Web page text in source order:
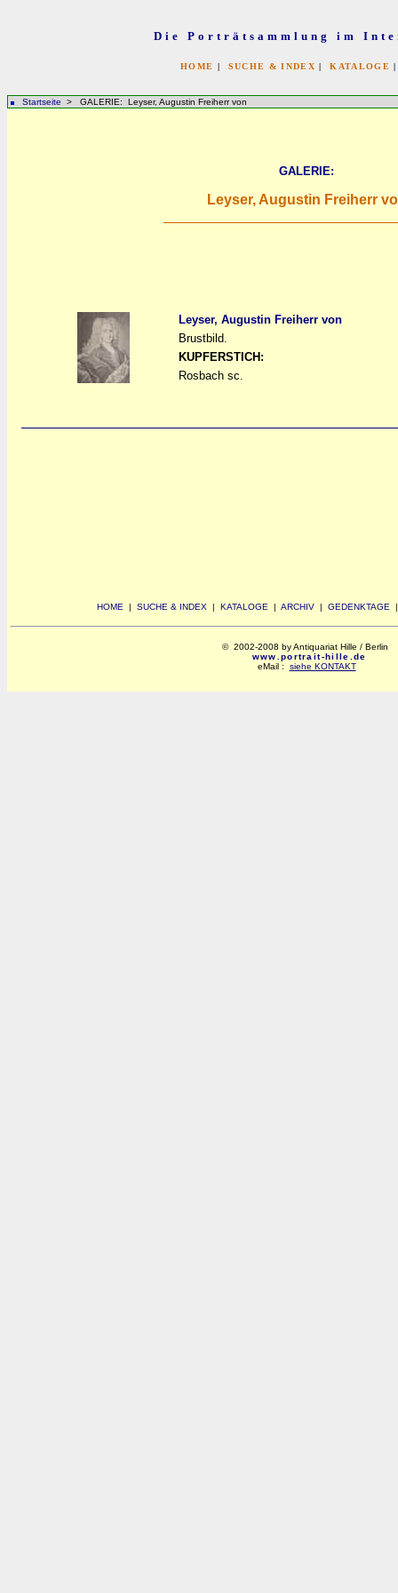
Die Porträtsammlung im
HOME | SUCHE & INDEX |KATALOGE
Startseite > GALERIE: Leyser, Augustin Freiherr von
GALERIE:
Leyser, Augustin Freiherr
Leyser, Augustin Freiherr von
Brustbild.
KUPFERSTICH:
Rosbach sc.
HOME | SUCHE & INDEX | KATALOGE | ARCHIV | GEDENKTAGE
© 2002-2008 by Antiquariat Hille / Berlin
www.portrait-hille.de
eMail : siehe KONTAKT